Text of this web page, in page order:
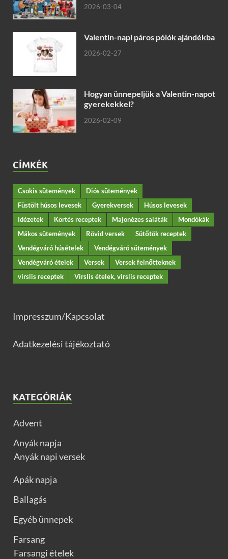
2026-03-04
Valentin-napi páros pólók ajándékba
2026-02-27
Hogyan ünnepeljük a Valentin-napot
gyerekekkel?
2026-02-09
CÍMKÉK
Csokis sütemények
Diós sütemények
Füstölt húsos levesek
Gyerekversek
Húsos levesek
Idézetek
Körtés receptek Majonézes saláták
Mondókák
Mákos sütemények
Rövid versek
Sütőtök receptek
Vendégváró húsételek
Vendégváró sütemények
Vendégváró ételek
Versek
Versek felnőtteknek
virslis receptek
Virslis ételek, virslis receptek
Impresszum/Kapcsolat
Adatkezelési tájékoztató
KATEGÓRIÁK
Advent
Anyák napja
Anyák napi versek
Apák napja
Ballagás
Egyéb ünnepek
Farsang
Farsangi ételek